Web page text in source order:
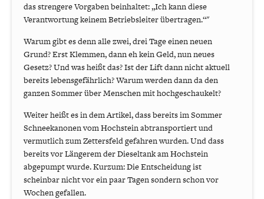
das strengere Vorgaben beinhaltet: „Ich kann diese
Verantwortung keinem Betriebsleiter übertragen.“"
Warum gibt es denn alle zwei, drei Tage einen neuen
Grund? Erst Klemmen, dann eh kein Geld, nun neues
Gesetz? Und was heißt das? Ist der Lift dann nicht aktuell
bereits lebensgefährlich? Warum werden dann da den
ganzen Sommer über Menschen mit hochgeschaukelt?
Weiter heißt es in dem Artikel, dass bereits im Sommer
Schneekanonen vom Hochstein abtransportiert und
vermutlich zum Zettersfeld gefahren wurden. Und dass
bereits vor Längerem der Dieseltank am Hochstein
abgepumpt wurde. Kurzum: Die Entscheidung ist
scheinbar nicht vor ein paar Tagen sondern schon vor
Wochen gefallen.